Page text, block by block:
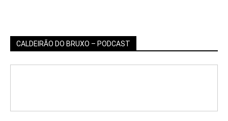
CALDEIRÃO DO BRUXO – PODCAST